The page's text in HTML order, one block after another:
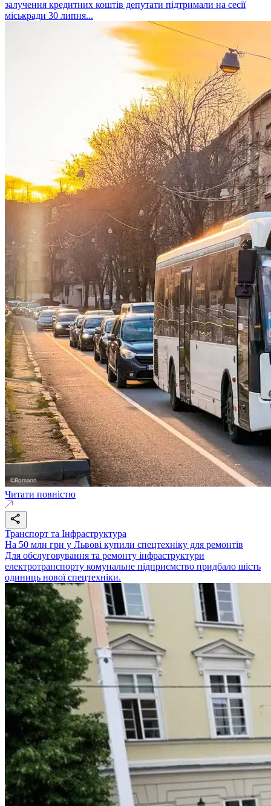
залучення кредитних коштів депутати підтримали на сесії
міськради 30 липня...
Читати повністю
Транспорт та Інфраструктура
На 50 млн грн у Львові купили спецтехніку для ремонтів
Для обслуговування та ремонту інфраструктури
електротранспорту комунальне підприємство придбало шість
одиниць нової спецтехніки.